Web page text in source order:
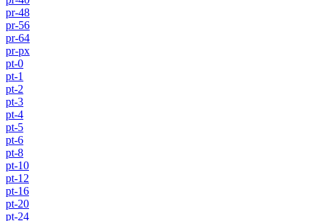
pr-48
pr-56
pr-64
pr-px
pt-0
pt-1
pt-2
pt-3
pt-4
pt-5
pt-6
pt-8
pt-10
pt-12
pt-16
pt-20
pt-24